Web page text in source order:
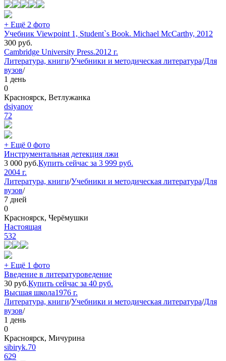
+ Ещё 2 фото
Учебник Viewpoint 1, Student`s Book. Michael McCarthy, 2012
300 руб.
Cambridge University Press.2012 г.
Литература, книги/Учебники и методическая литература/Для
вузов/
1 день
0
Красноярск, Ветлужанка
dsiyanov
72
+ Ещё 0 фото
Инструментальная детекция лжи
3 000 руб.Купить сейчас за 3 999 руб.
2004 г.
Литература, книги/Учебники и методическая литература/Для
вузов/
7 дней
0
Красноярск, Черёмушки
Настоящая
532
+ Ещё 1 фото
Введение в литературоведение
30 руб.Купить сейчас за 40 руб.
Высшая школа1976 г.
Литература, книги/Учебники и методическая литература/Для
вузов/
1 день
0
Красноярск, Мичурина
sibiryk.70
629